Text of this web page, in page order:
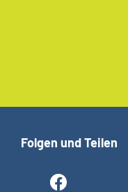
Folgen und Teilen